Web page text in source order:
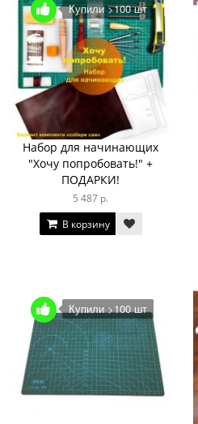
Купили >100 шт
Набор для начинающих
"Хочу попробовать!" +
ПОДАРКИ!
5 487 р.
В корзину
Купили >100 шт